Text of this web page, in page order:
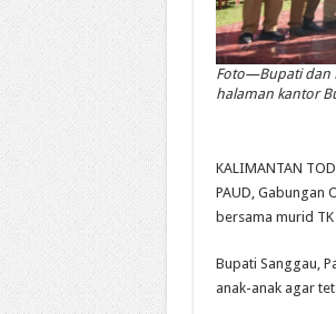
Foto—Bupati dan
halaman kantor
KALIMANTAN
PAUD, Gabungan
bersama murid
Bupati Sanggau,
anak-anak agar